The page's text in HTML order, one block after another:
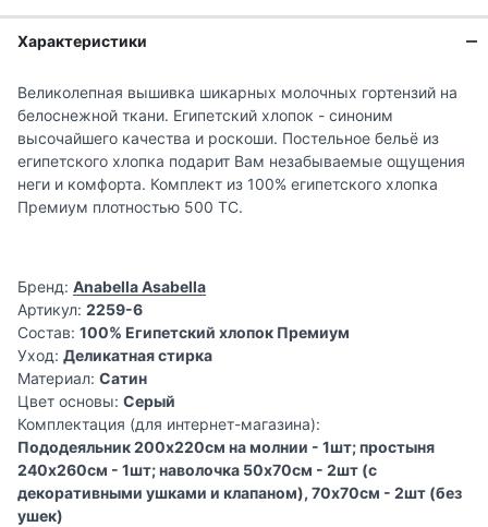
Характеристики
Великолепная вышивка шикарных молочных гортензий на
белоснежной ткани. Египетский хлопок - синоним
высочайшего качества и роскоши. Постельное бельё из
египетского хлопка подарит Вам незабываемые ощущения
неги и комфорта. Комплект из 100% египетского хлопка
Премиум плотностью 500 ТС.
Бренд: Anabella Asabella
Артикул: 2259-6
Состав: 100% Египетский хлопок Премиум
Уход: Деликатная стирка
Материал: Сатин
Цвет основы: Серый
Комплектация (для интернет-магазина):
Пододеяльник 200х220см на молнии - 1шт; простыня
240х260см - 1шт; наволочка 50х70см - 2шт (с
декоративными ушками и клапаном), 70х70см - 2шт (без
ушек)